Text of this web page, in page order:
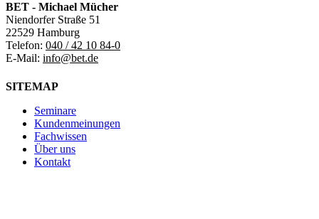
BET - Michael Mücher
Niendorfer Straße 51
22529 Hamburg
Telefon: 040 / 42 10 84-0
E-Mail: info@bet.de
SITEMAP
Seminare
Kundenmeinungen
Fachwissen
Über uns
Kontakt